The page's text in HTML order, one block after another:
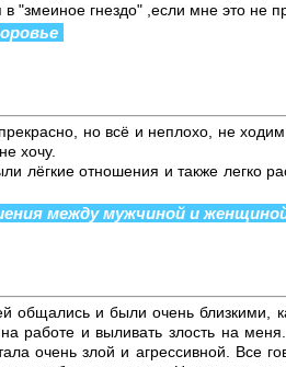
"змеиное гнездо" ,если мне это не
но всё и неплохо, не
хочу.
лёгкие отношения и также легко
между мужчиной и
и были очень близкими,
работе и выливать злость на
очень злой и агрессивной. Все